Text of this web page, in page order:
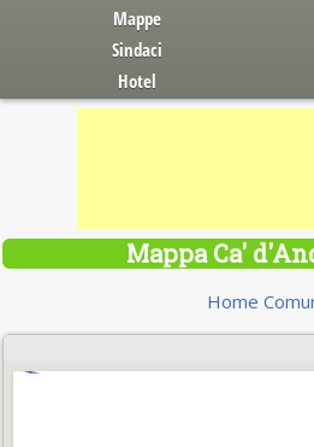
Mappe
Sindaci
Hotel
Mappa Ca'
Home